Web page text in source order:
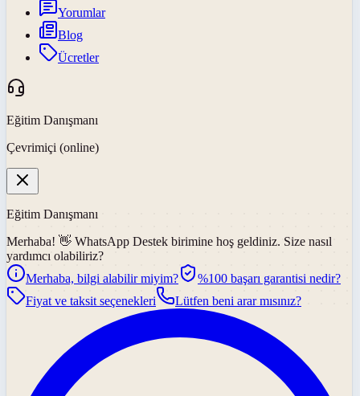
Yorumlar
Blog
Ücretler
Eğitim Danışmanı
Çevrimiçi (online)
Eğitim Danışmanı
Merhaba! 👋 WhatsApp Destek birimine hoş geldiniz. Size nasıl
yardımcı olabiliriz?
Merhaba, bilgi alabilir miyim?
%100 başarı garantisi nedir?
Fiyat ve taksit seçenekleri
Lütfen beni arar mısınız?